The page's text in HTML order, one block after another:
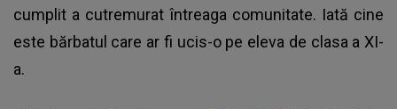
cumplit a cutremurat întreaga comunitate. Iată cine
este bărbatul care ar fi ucis-o pe eleva de clasa a XI-
a.